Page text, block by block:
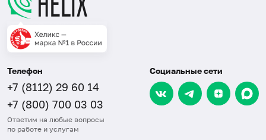
Телефон
+7 (8112) 29 60 14
+7 (800) 700 03 03
Ответим на любые вопросы
по работе и услугам
Социальные сети